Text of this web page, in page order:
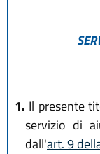
1. Il presente
servizio di
dall'art. 9